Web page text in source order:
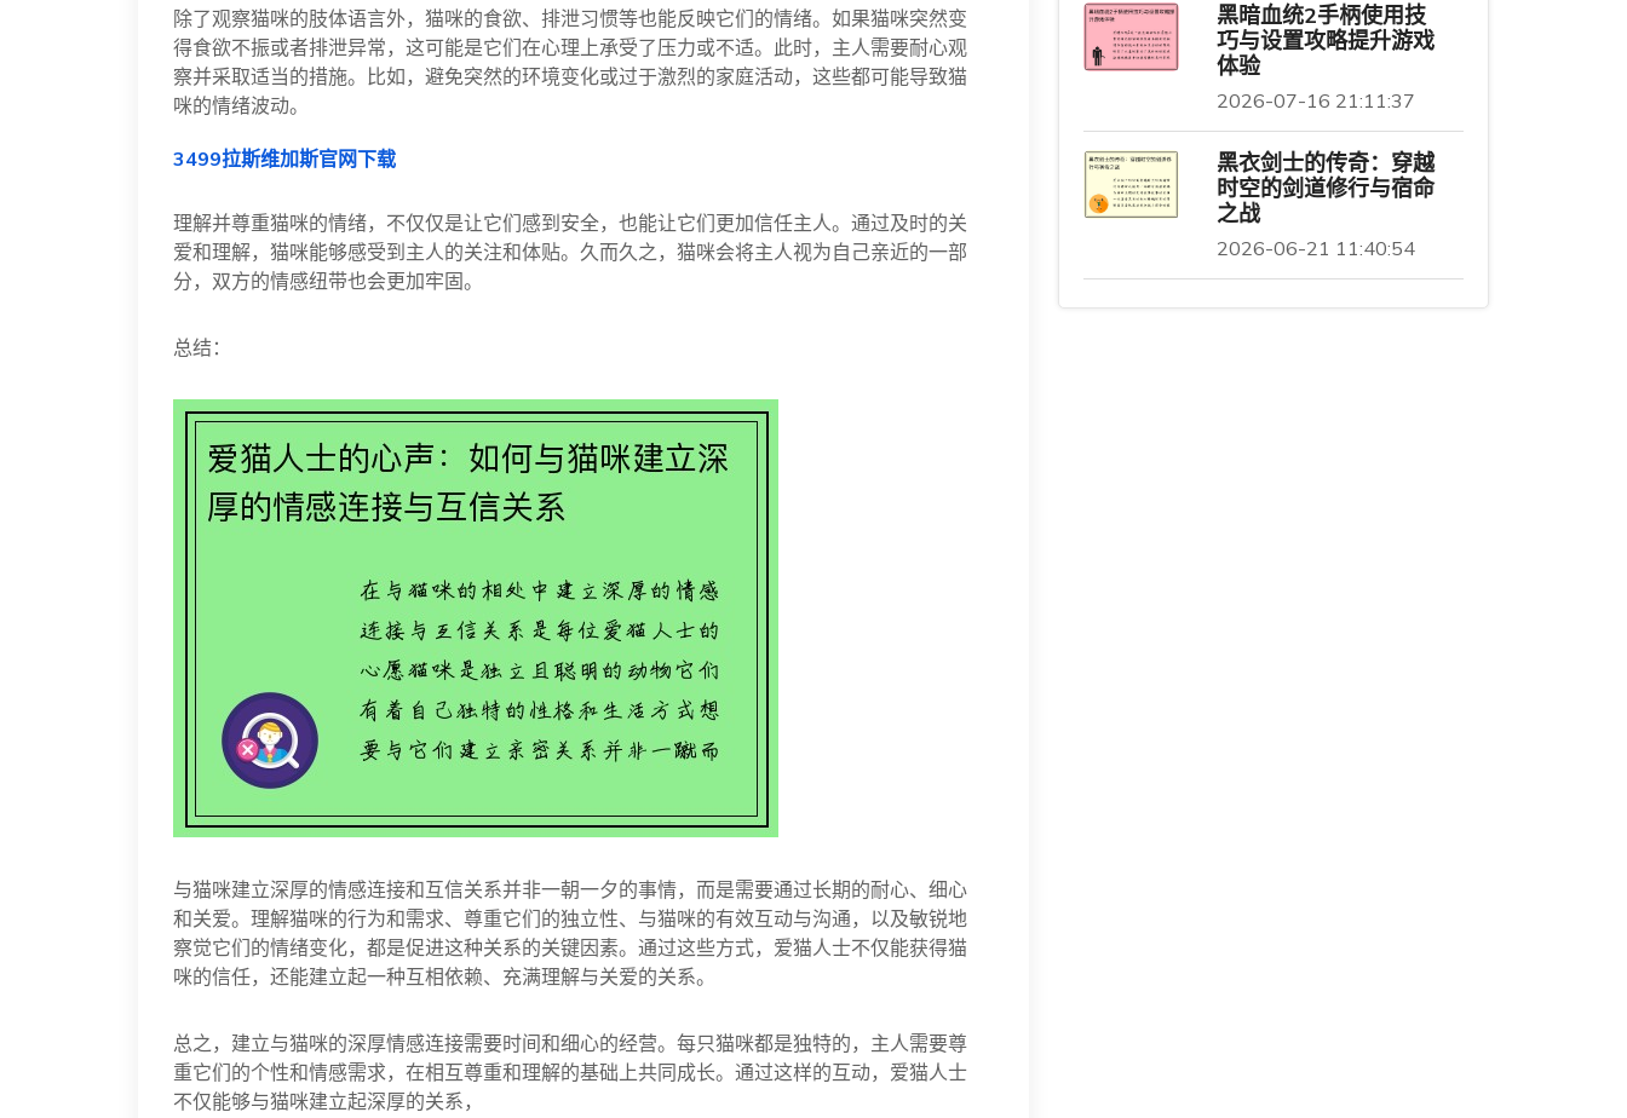
除了观察猫咪的肢体语言外，猫咪的食欲、排泄习惯等也能反映它们的情绪。如果猫咪突然变
得食欲不振或者排泄异常，这可能是它们在心理上承受了压力或不适。此时，主人需要耐心观
察并采取适当的措施。比如，避免突然的环境变化或过于激烈的家庭活动，这些都可能导致猫
咪的情绪波动。
3499拉斯维加斯官网下载
理解并尊重猫咪的情绪，不仅仅是让它们感到安全，也能让它们更加信任主人。通过及时的关
爱和理解，猫咪能够感受到主人的关注和体贴。久而久之，猫咪会将主人视为自己亲近的一部
分，双方的情感纽带也会更加牢固。
总结：
与猫咪建立深厚的情感连接和互信关系并非一朝一夕的事情，而是需要通过长期的耐心、细心
和关爱。理解猫咪的行为和需求、尊重它们的独立性、与猫咪的有效互动与沟通，以及敏锐地
察觉它们的情绪变化，都是促进这种关系的关键因素。通过这些方式，爱猫人士不仅能获得猫
咪的信任，还能建立起一种互相依赖、充满理解与关爱的关系。
总之，建立与猫咪的深厚情感连接需要时间和细心的经营。每只猫咪都是独特的，主人需要尊
重它们的个性和情感需求，在相互尊重和理解的基础上共同成长。通过这样的互动，爱猫人士
不仅能够与猫咪建立起深厚的关系，
黑暗血统2手柄使用技
巧与设置攻略提升游戏
体验
2026-07-16 21:11:37
黑衣剑士的传奇：穿越
时空的剑道修行与宿命
之战
2026-06-21 11:40:54